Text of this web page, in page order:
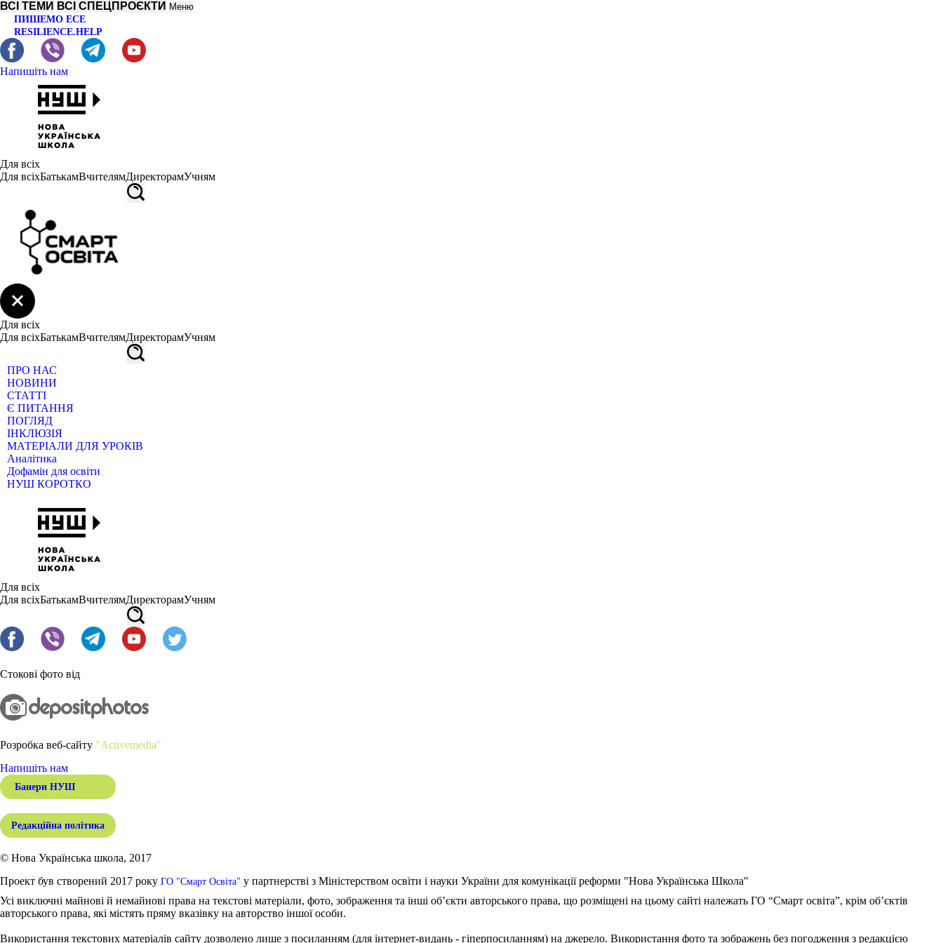
ВСІ ТЕМИ ВСІ СПЕЦПРОЄКТИ Меню
ПИШЕМО ЕСЕ
RESILIENCE.HELP
Напишіть нам
Для всіх
Для всіхБатькамВчителямДиректорамУчням
Для всіх
Для всіхБатькамВчителямДиректорамУчням
ПРО НАС
НОВИНИ
СТАТТІ
Є ПИТАННЯ
ПОГЛЯД
ІНКЛЮЗІЯ
МАТЕРІАЛИ ДЛЯ УРОКІВ
Аналітика
Дофамін для освіти
НУШ КОРОТКО
Для всіх
Для всіхБатькамВчителямДиректорамУчням
Стокові фото від
Розробка веб-сайту "Activemedia"
Напишіть нам
Банери НУШ
Редакційна політика
© Нова Українська школа, 2017
Проект був створений 2017 року ГО "Смарт Освіта" у партнерстві з Міністерством освіти і науки України для комунікації реформи "Нова Українська Школа"
Усі виключні майнові й немайнові права на текстові матеріали, фото, зображення та інші об’єкти авторського права, що розміщені на цьому сайті належать ГО “Смарт освіта”, крім об’єктів
авторського права, які містять пряму вказівку на авторство іншої особи.
Використання текстових матеріалів сайту дозволено лише з посиланням (для інтернет-видань - гіперпосиланням) на джерело. Використання фото та зображень без погодження з редакцією